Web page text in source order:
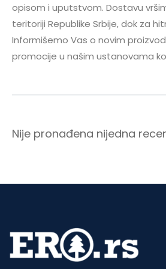
opisom i uputstvom. Dostavu
teritoriji Republike Srbije, dok za
Informišemo Vas o novim
promocije u našim ustanovama
Nije pronađena nijedna